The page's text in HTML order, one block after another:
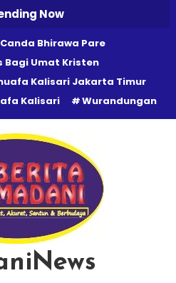
Now
Bhirawa Pare
Bagi Umat Kristen
Kalisari Jakarta Timur
Kalisari
Wurandungan